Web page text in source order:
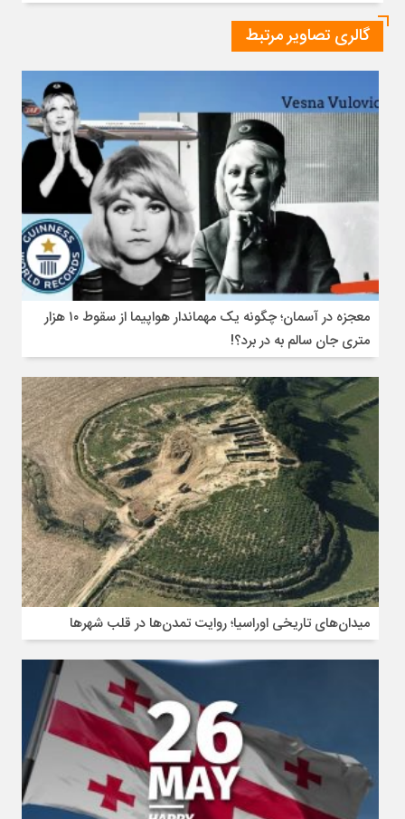
و
جشنواره
شالی
تاجیکستان
گالری تصاویر مرتبط
معجزه در آسمان؛ چگونه یک مهماندار هواپیما از سقوط ۱۰ هزار
متری جان سالم به در برد؟!
میدان‌های تاریخی اوراسیا؛ روایت تمدن‌ها در قلب شهرها